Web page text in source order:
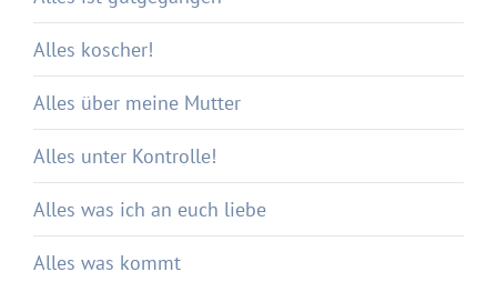
Alles koscher!
Alles über meine Mutter
Alles unter Kontrolle!
Alles was ich an euch liebe
Alles was kommt